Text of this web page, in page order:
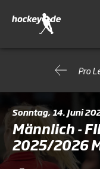
Pro
Sonntag, 14. Juni
Männlich -
2025/2026